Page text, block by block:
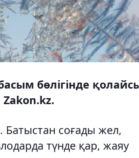
бөлігінде
Батыстан соғады жел,
түнде қар, жаяу